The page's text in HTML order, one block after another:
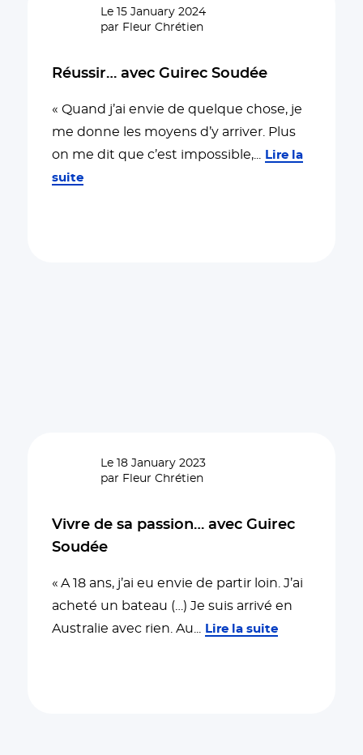
Le 15 January 2024
par Fleur Chrétien
Réussir… avec Guirec Soudée
« Quand j’ai envie de quelque chose, je
me donne les moyens d’y arriver. Plus
on me dit que c’est impossible,
Lire la
suite
Le 18 January 2023
par Fleur Chrétien
Vivre de sa passion… avec Guirec
Soudée
« A 18 ans, j’ai eu envie de partir loin. J’ai
acheté un bateau (…) Je suis arrivé en
Australie avec rien. Au
Lire la suite